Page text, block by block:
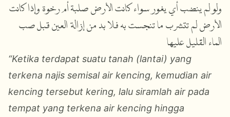
ولو لم ينضب أي يغور سواء كانت الأرض صلبة أم رخوة وإذا كانت
الأرض لم تتشرب ما تنجست به ‌فلا ‌بد ‌من ‌إزالة ‌العين قبل صب
الماء القليل عليها
“Ketika terdapat suatu tanah (lantai) yang
terkena najis semisal air kencing, kemudian air
kencing tersebut kering, lalu siramlah air pada
tempat yang terkena air kencing hingga